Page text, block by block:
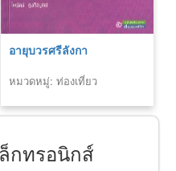
อายุบวรศรีลังกา
หมวดหมู่: ท่องเที่ยว
กทรอนิกส์